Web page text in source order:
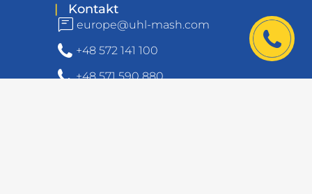
| Kontakt
europe@uhl-mash.com
+48 572 141 100
+48 571 590 880